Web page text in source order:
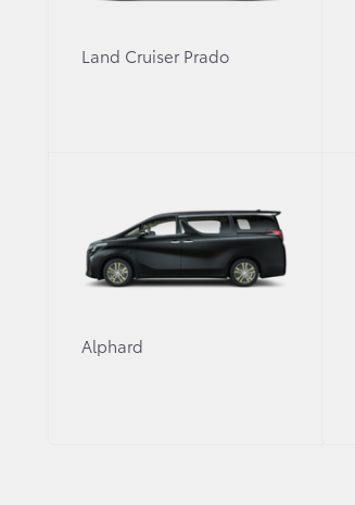
Land Cruiser Prado
Alphard
Контрастно окрашенный
фары
Передние светодиодные
противотуманные фары
задние фонари